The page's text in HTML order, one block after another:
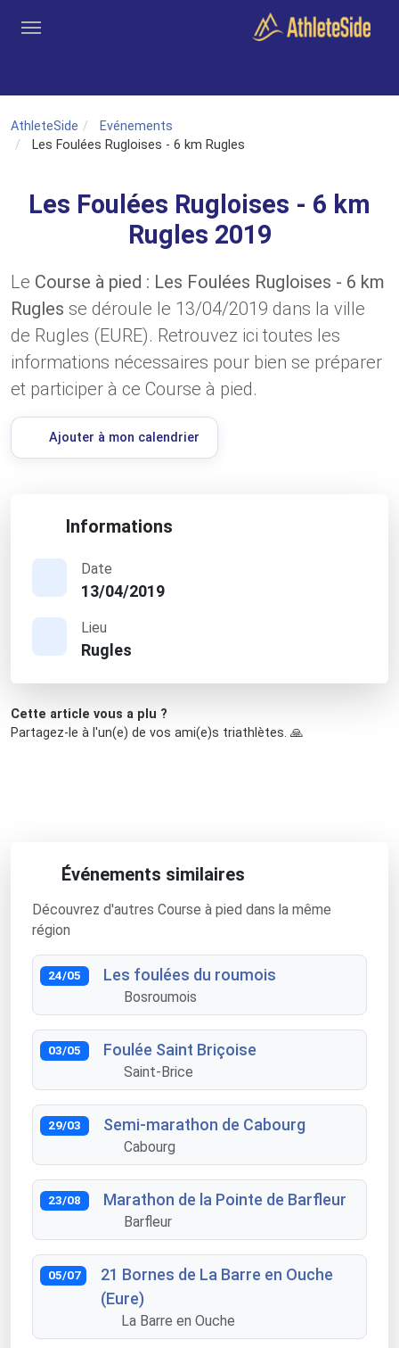
AthleteSide
Evénements
Les Foulées Rugloises - 6 km Rugles
Les Foulées Rugloises - 6 km
Rugles 2019
Le Course à pied : Les Foulées Rugloises - 6 km
Rugles se déroule le 13/04/2019 dans la ville
de Rugles (EURE). Retrouvez ici toutes les
informations nécessaires pour bien se préparer
et participer à ce Course à pied.
Ajouter à mon calendrier
Informations
Date
13/04/2019
Lieu
Rugles
Cette article vous a plu ?
Partagez-le à l'un(e) de vos ami(e)s triathlètes. 🙏
Événements similaires
Découvrez d'autres Course à pied dans la même
région
24/05 Les foulées du roumois
Bosroumois
03/05 Foulée Saint Briçoise
Saint-Brice
29/03 Semi-marathon de Cabourg
Cabourg
23/08 Marathon de la Pointe de Barfleur
Barfleur
05/07
21 Bornes de La Barre en Ouche
(Eure)
La Barre en Ouche